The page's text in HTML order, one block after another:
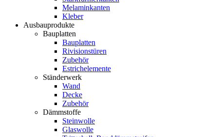
Melaminkanten
Kleber
Ausbauprodukte
Bauplatten
Bauplatten
Rivisionstüren
Zubehör
Estrichelemente
Ständerwerk
Wand
Decke
Zubehör
Dämmstoffe
Steinwolle
Glaswolle